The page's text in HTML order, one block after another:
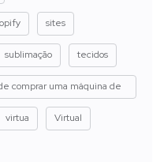
sites
sublimação tecidos
comprar uma máquina de
virtua Virtual